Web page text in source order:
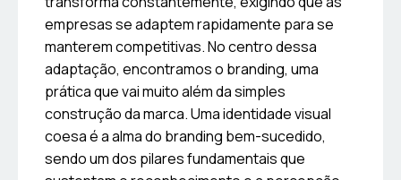
empresas se adaptem rapidamente para se
manterem competitivas. No centro dessa
adaptação, encontramos o branding, uma
prática que vai muito além da simples
construção da marca. Uma identidade visual
coesa é a alma do branding bem-sucedido,
sendo um dos pilares fundamentais que